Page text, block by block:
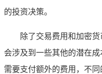
的投资决策。
除了交易费用和加密
会涉及到一些其他的潜在
需要支付额外的费用，不